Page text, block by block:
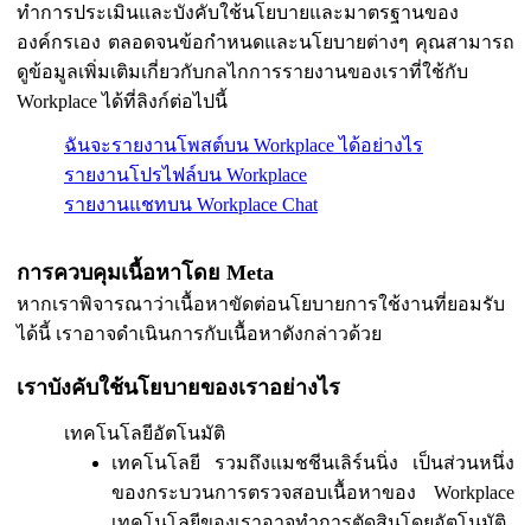
ทำการประเมินและบังคับใช้นโยบายและมาตรฐานของ
องค์กรเอง ตลอดจนข้อกำหนดและนโยบายต่างๆ คุณสามารถ
ดูข้อมูลเพิ่มเติมเกี่ยวกับกลไกการรายงานของเราที่ใช้กับ
Workplace ได้ที่ลิงก์ต่อไปนี้
ฉันจะรายงานโพสต์บน Workplace ได้อย่างไร
รายงานโปรไฟล์บน Workplace
รายงานแชทบน Workplace Chat
การควบคุมเนื้อหาโดย Meta
หากเราพิจารณาว่าเนื้อหาขัดต่อนโยบายการใช้งานที่ยอมรับ
ได้นี้ เราอาจดำเนินการกับเนื้อหาดังกล่าวด้วย
เราบังคับใช้นโยบายของเราอย่างไร
เทคโนโลยีอัตโนมัติ
เทคโนโลยี รวมถึงแมชชีนเลิร์นนิ่ง เป็นส่วนหนึ่ง
ของกระบวนการตรวจสอบเนื้อหาของ Workplace